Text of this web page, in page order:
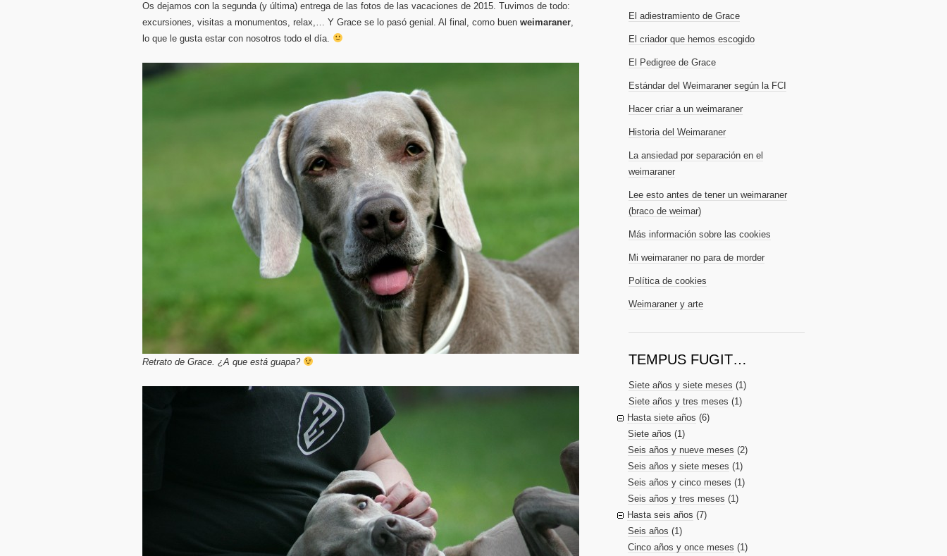
Os dejamos con la segunda (y última) entrega de las fotos de las vacaciones de 2015. Tuvimos de todo:
excursiones, visitas a monumentos, relax,… Y Grace se lo pasó genial. Al final, como buen weimaraner,
lo que le gusta estar con nosotros todo el día.
Retrato de Grace. ¿A que está guapa?
El adiestramiento de Grace
El criador que hemos escogido
El Pedigree de Grace
Estándar del Weimaraner según la FCI
Hacer criar a un weimaraner
Historia del Weimaraner
La ansiedad por separación en el
weimaraner
Lee esto antes de tener un weimaraner
(braco de weimar)
Más información sobre las cookies
Mi weimaraner no para de morder
Política de cookies
Weimaraner y arte
TEMPUS FUGIT…
Siete años y siete meses (1)
Siete años y tres meses (1)
Hasta siete años (6)
Siete años (1)
Seis años y nueve meses (2)
Seis años y siete meses (1)
Seis años y cinco meses (1)
Seis años y tres meses (1)
Hasta seis años (7)
Seis años (1)
Cinco años y once meses (1)